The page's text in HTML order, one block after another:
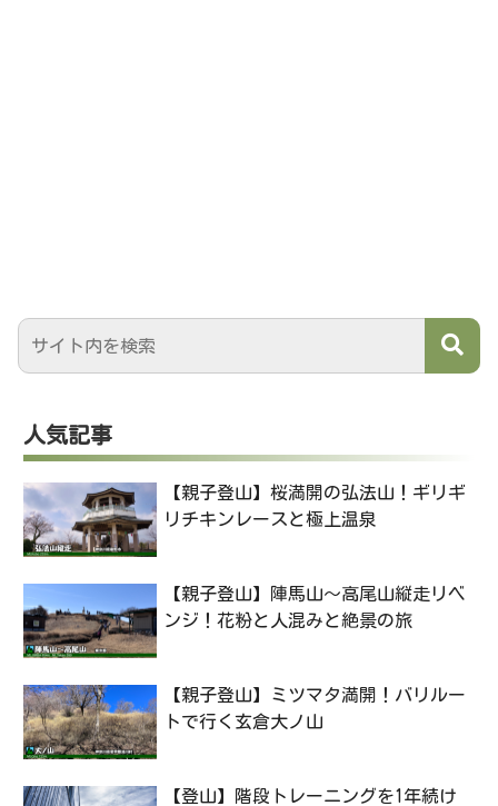
人気記事
【親子登山】桜満開の弘法山！ギリギ
リチキンレースと極上温泉
【親子登山】陣馬山〜高尾山縦走リベ
ンジ！花粉と人混みと絶景の旅
【親子登山】ミツマタ満開！バリルー
トで行く玄倉大ノ山
【登山】階段トレーニングを1年続け